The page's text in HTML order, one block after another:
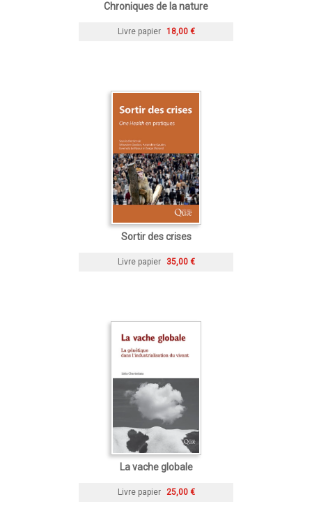
Chroniques de la nature
Livre papier 18,00 €
Sortir des crises
Livre papier 35,00 €
La vache globale
Livre papier 25,00 €